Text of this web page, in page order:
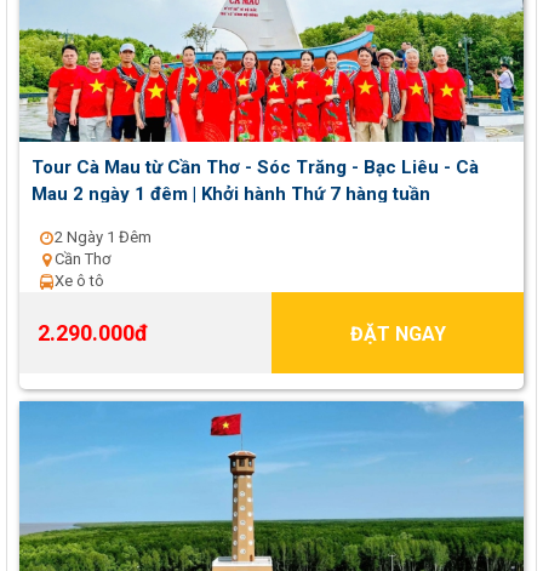
Tour Cà Mau từ Cần Thơ - Sóc Trăng - Bạc Liêu - Cà
Mau 2 ngày 1 đêm | Khởi hành Thứ 7 hàng tuần
2 Ngày 1 Đêm
Cần Thơ
Xe ô tô
2.290.000đ ĐẶT NGAY